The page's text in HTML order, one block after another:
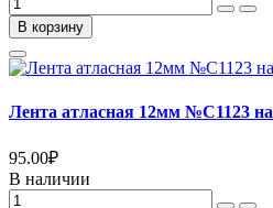
В корзину
Лента атласная 12мм №С1123
95.00₽
В наличии